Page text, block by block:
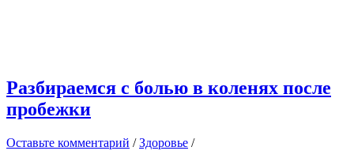
Разбираемся с болью в коленях после
пробежки
Оставьте комментарий /Здоровье /